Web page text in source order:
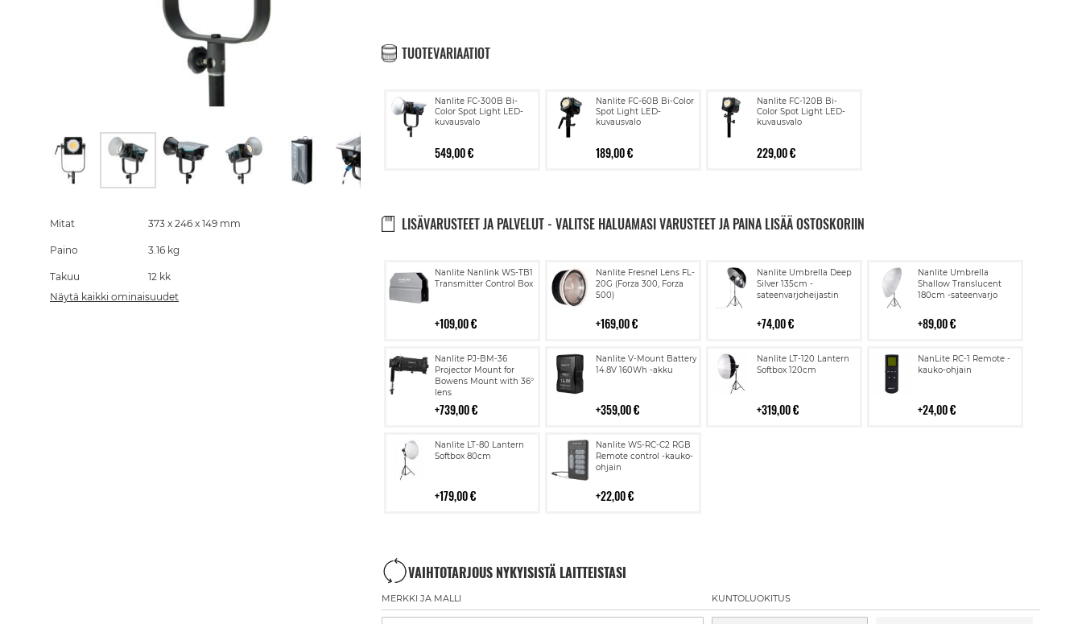
TUOTEVARIAATIOT
Nanlite FC-300B Bi-
Color Spot Light LED-
kuvausvalo
549,00 €
Nanlite FC-60B Bi-Color
Spot Light LED-
kuvausvalo
189,00 €
Nanlite FC-120B Bi-
Color Spot Light LED-
kuvausvalo
229,00 €
LISÄVARUSTEET JA PALVELUT - VALITSE HALUAMASI VARUSTEET JA PAINA LISÄÄ OSTOSKORIIN
Nanlite Nanlink WS-TB1
Transmitter Control Box
109,00 €
Lisää
ostoskoriin
Nanlite Fresnel Lens FL-
20G (Forza 300, Forza
500)
169,00 €
Lisää
ostoskoriin
Nanlite Umbrella Deep
Silver 135cm -
sateenvarjoheijastin
74,00 €
Lisää
ostoskoriin
Nanlite Umbrella
Shallow Translucent
180cm -sateenvarjo
89,00 €
Lisää
ostoskoriin
Nanlite PJ-BM-36
Projector Mount for
Bowens Mount with 36°
lens
739,00 €
Lisää
ostoskoriin
Nanlite V-Mount Battery
14.8V 160Wh -akku
359,00 €
Lisää
ostoskoriin
Nanlite LT-120 Lantern
Softbox 120cm
319,00 €
Lisää
ostoskoriin
NanLite RC-1 Remote -
kauko-ohjain
24,00 €
Lisää
ostoskoriin
Nanlite LT-80 Lantern
Softbox 80cm
179,00 €
Lisää
ostoskoriin
Nanlite WS-RC-C2 RGB
Remote control -kauko-
ohjain
22,00 €
Lisää
ostoskoriin
VAIHTOTARJOUS NYKYISISTÄ LAITTEISTASI
MERKKI JA MALLI KUNTOLUOKITUS
the
images
gallery
Mitat 373 x 246 x 149 mm
Paino 3.16 kg
Takuu
12 kk
Näytä kaikki ominaisuudet